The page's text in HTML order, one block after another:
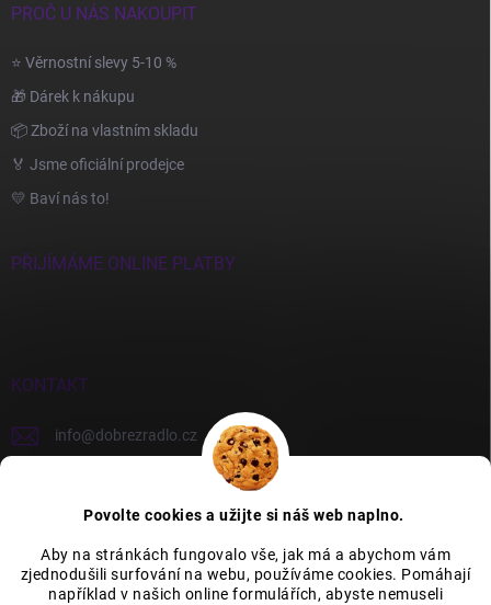
Povolte cookies a užijte si náš web naplno.
Aby na stránkách fungovalo vše, jak má a abychom vám
zjednodušili surfování na webu, používáme cookies. Pomáhají
například v našich online formulářích, abyste nemuseli
PROČ U NÁS NAKOUPIT
⭐ Věrnostní slevy 5-10 %
🎁 Dárek k nákupu
📦 Zboží na vlastním skladu
🏅 Jsme oficiální prodejce
💛 Baví nás to!
PŘIJÍMÁME ONLINE PLATBY
KONTAKT
info@dobrezradlo.cz
Category Icons by Freepik Category Icons by Icons8